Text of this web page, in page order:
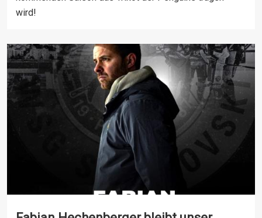
wird!